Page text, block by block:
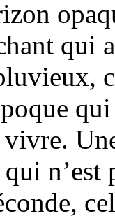
qui
vivre.
n’est